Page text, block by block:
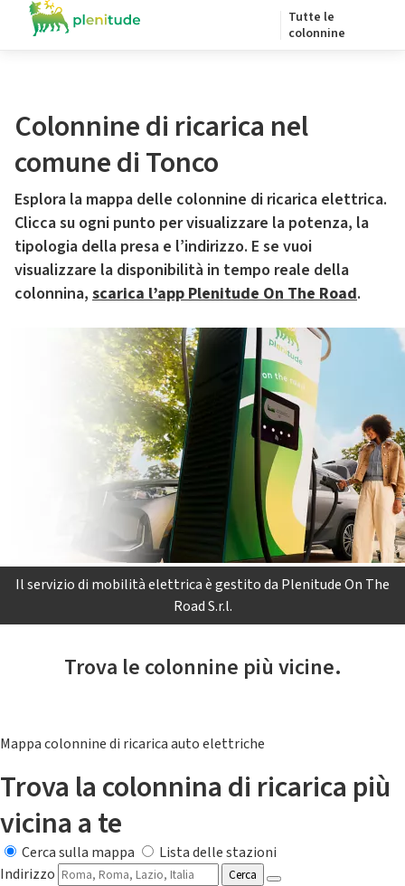
Tutte le
colonnine
Colonnine di ricarica nel
comune di Tonco
Esplora la mappa delle colonnine di ricarica elettrica.
Clicca su ogni punto per visualizzare la potenza, la
tipologia della presa e l’indirizzo. E se vuoi
visualizzare la disponibilità in tempo reale della
colonnina, scarica l’app Plenitude On The Road.
Il servizio di mobilità elettrica è gestito da Plenitude On The
Road S.r.l.
Trova le colonnine più vicine.
Mappa colonnine di ricarica auto elettriche
Trova la colonnina di ricarica più
vicina a te
Cerca sulla mappa
Lista delle stazioni
Indirizzo
Cerca